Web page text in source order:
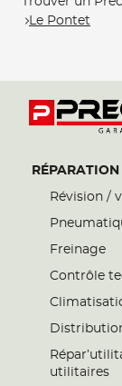
Le Pontet
RÉPARATION
Révision /
Freinage
Contrôle
utilitaires